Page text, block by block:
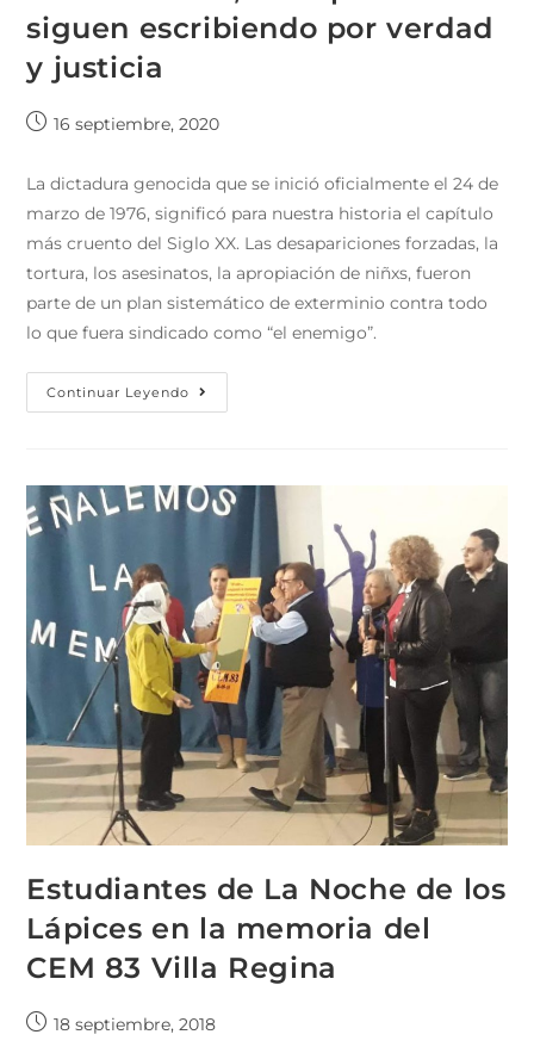
siguen escribiendo por verdad
y justicia
16 septiembre, 2020
La dictadura genocida que se inició oficialmente el 24 de
marzo de 1976, significó para nuestra historia el capítulo
más cruento del Siglo XX. Las desapariciones forzadas, la
tortura, los asesinatos, la apropiación de niñxs, fueron
parte de un plan sistemático de exterminio contra todo
lo que fuera sindicado como “el enemigo”.
Continuar Leyendo
Estudiantes de La Noche de los
Lápices en la memoria del
CEM 83 Villa Regina
18 septiembre, 2018